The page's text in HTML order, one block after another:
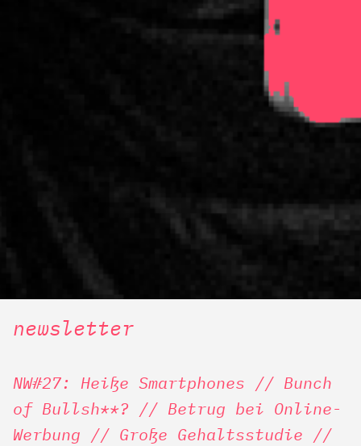
newsletter
NW#27: Heiße Smartphones // Bunch
of Bullsh**? // Betrug bei Online-
Werbung // Große Gehaltsstudie //